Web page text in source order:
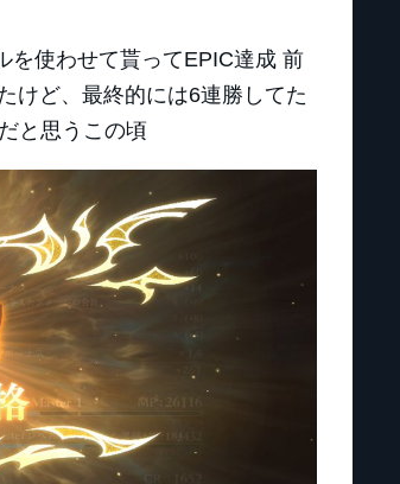
を使わせて貰ってEPIC達成 前
けど、最終的には6連勝してた
と思うこの頃